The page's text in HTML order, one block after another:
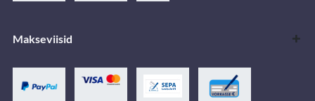
Makseviisid